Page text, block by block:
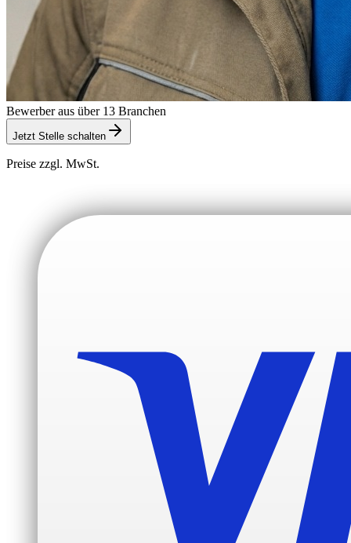
Bewerber aus über 13 Branchen
Jetzt Stelle schalten
Preise zzgl. MwSt.